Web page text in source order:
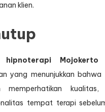
klien.
hipnoterapi
yang menunjukkan bahwa
memperhatikan
tempat terapi